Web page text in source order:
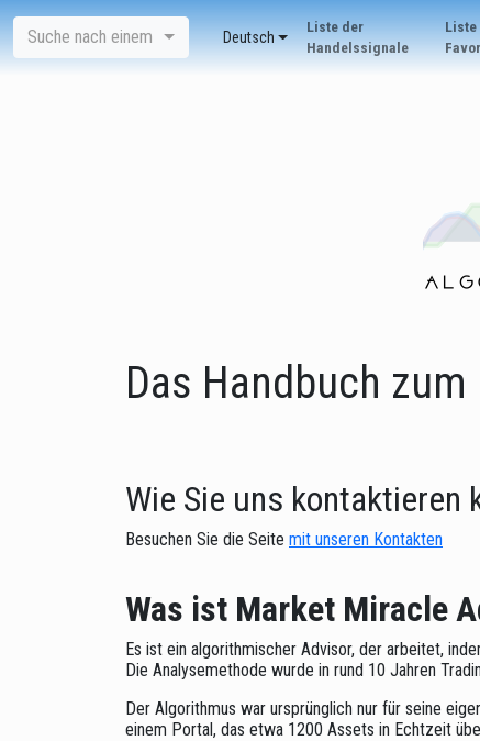
Suche nach einem Deutsch
Liste der
Handelssignale
Liste
Das Handbuch
Wie Sie uns kontaktieren
Besuchen Sie die Seite mit unseren Kontakten
Was ist Market Miracle
Es ist ein algorithmischer Advisor, der arbeitet,
Die Analysemethode wurde in rund 10 Jahren
Der Algorithmus war ursprünglich nur für seine
einem Portal, das etwa 1200 Assets in Echtzeit